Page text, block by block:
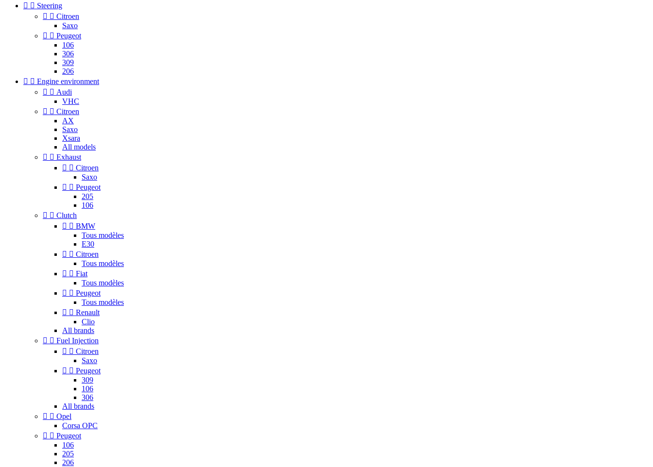
  Steering
  Citroen
Saxo
  Peugeot
106
306
309
206
  Engine environment
  Audi
VHC
  Citroen
AX
Saxo
Xsara
All models
  Exhaust
  Citroen
Saxo
  Peugeot
205
106
  Clutch
  BMW
Tous modèles
E30
  Citroen
Tous modèles
  Fiat
Tous modèles
  Peugeot
Tous modèles
  Renault
Clio
All brands
  Fuel Injection
  Citroen
Saxo
  Peugeot
309
106
306
All brands
  Opel
Corsa OPC
  Peugeot
106
205
206